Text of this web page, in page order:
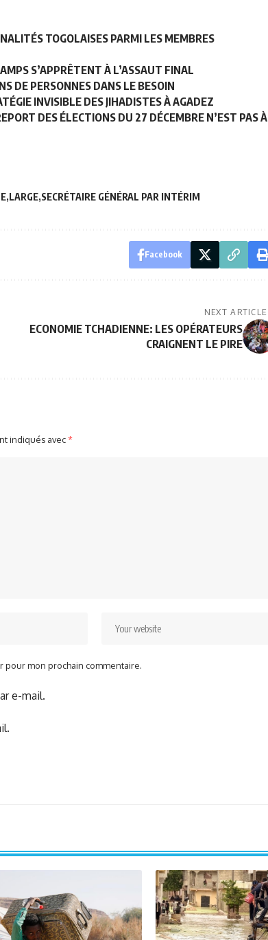
TOGOLAISES PARMI LES MEMBRES
S’APPRÊTENT À L’ASSAUT FINAL
DE PERSONNES DANS LE BESOIN
INVISIBLE DES JIHADISTES À AGADEZ
DES ÉLECTIONS DU 27 DÉCEMBRE N’EST PAS À
LARGE SECRÉTAIRE GÉNÉRAL PAR INTÉRIM
Facebook
NEXT ARTICLE
ECONOMIE TCHADIENNE: LES OPÉRATEURS
CRAIGNENT LE PIRE
indiqués avec*
pour mon prochain commentaire.
e-mail.